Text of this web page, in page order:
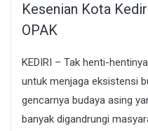
Kesenian Kota
OPAK
KEDIRI – Tak henti-
untuk menjaga eksistensi
gencarnya budaya asing
banyak digandrungi